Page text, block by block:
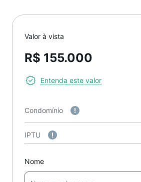
Valor à vista
R$ 155.000
Entenda este valor
Condomínio
IPTU
Nome